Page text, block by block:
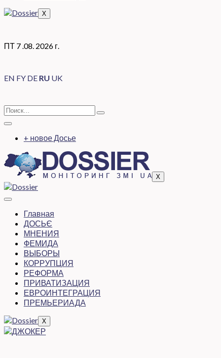
X
ПТ 7 .08. 2026 г.
EN FY DE RU UK
+ новое Досье
X
Главная
ДОСЬЄ
МНЕНИЯ
ФЕМИДА
ВЫБОРЫ
КОРРУПЦИЯ
РЕФОРМА
ПРИВАТИЗАЦИЯ
ЕВРОИНТЕГРАЦИЯ
ПРЕМЬЕРИАДА
X